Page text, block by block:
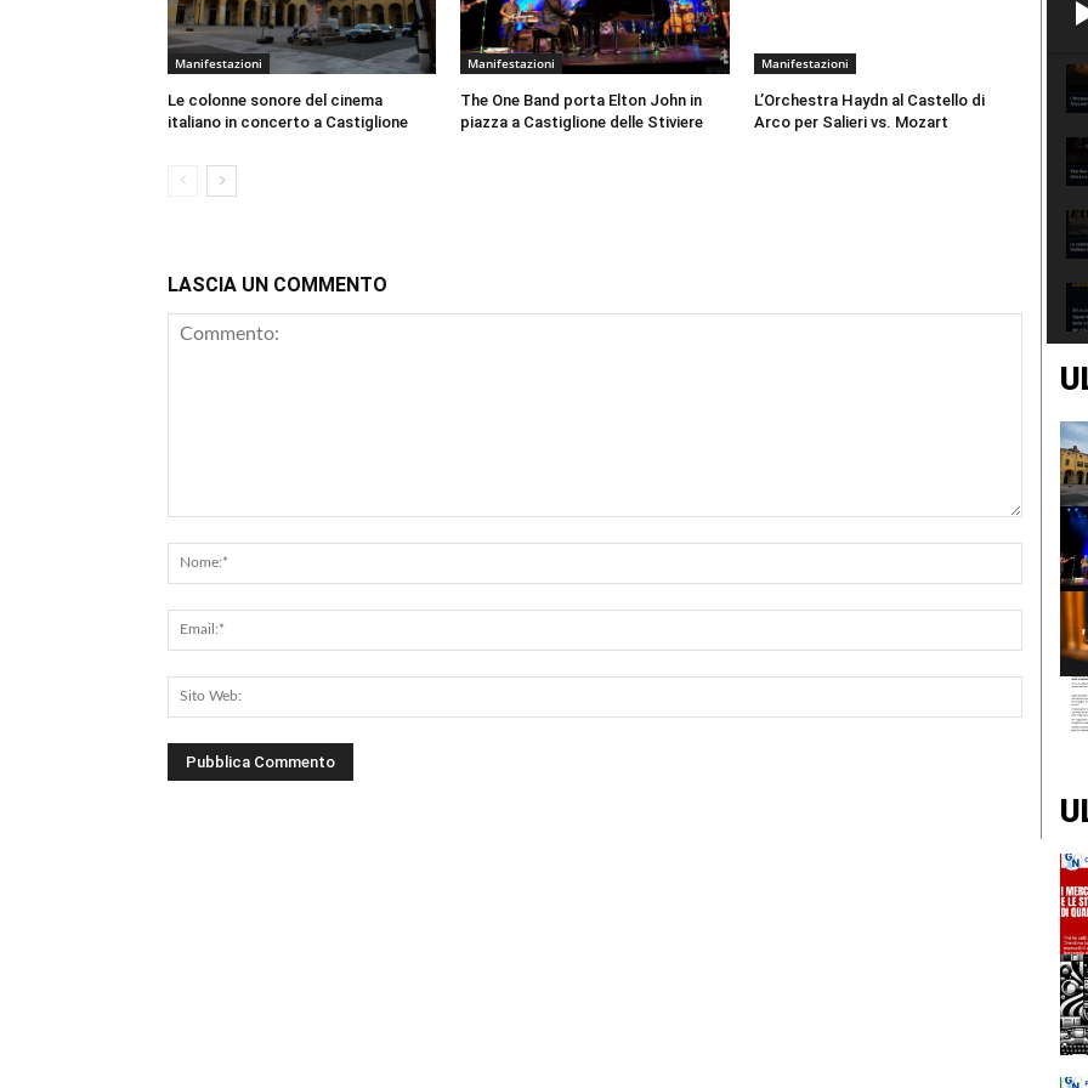
Manifestazioni
Le colonne sonore del cinema
italiano in concerto a Castiglione
Manifestazioni
The One Band porta Elton John in
piazza a Castiglione delle Stiviere
Manifestazioni
L’Orchestra Haydn al Castello di
Arco per Salieri vs. Mozart
LASCIA UN COMMENTO
Nome:*
Email:*